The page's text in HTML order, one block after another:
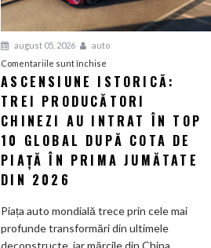
august 05, 2026
auto
Comentariile sunt închise
Ascensiune
istorică:
Trei
producători
chinezi
au
Top
10
ASCENSIUNE ISTORICĂ:
TREI PRODUCĂTORI
CHINEZI AU INTRAT ÎN TOP
10 GLOBAL DUPĂ COTA DE
PIAȚĂ ÎN PRIMA JUMĂTATE
DIN 2026
Piața auto mondială trece prin cele mai
profunde transformări din ultimele
deconstructe, iar mărcile din China...